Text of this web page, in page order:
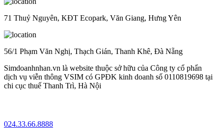
71 Thuỷ Nguyên, KĐT Ecopark, Văn Giang, Hưng Yên
56/1 Phạm Văn Nghị, Thạch Gián, Thanh Khê, Đà Nẵng
Simdoanhnhan.vn là website thuộc sở hữu của Công ty cổ phẩn
dịch vụ viễn thông VSIM có GPĐK kinh doanh số 0110819698 tại
chi cục thuế Thanh Trì, Hà Nội
024.33.66.8888